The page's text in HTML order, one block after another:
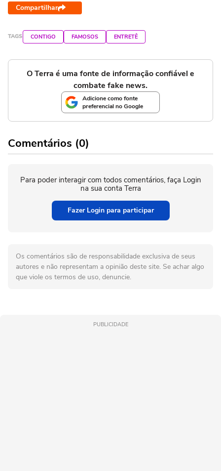
Compartilhar
TAGS CONTIGO FAMOSOS ENTRETÊ
O Terra é uma fonte de informação confiável e
combate fake news.
Adicione como fonte
preferencial no Google
Comentários (0)
Para poder interagir com todos comentários, faça Login
na sua conta Terra
Fazer Login para participar
Os comentários são de responsabilidade exclusiva de seus
autores e não representam a opinião deste site. Se achar algo
que viole os termos de uso, denuncie.
PUBLICIDADE